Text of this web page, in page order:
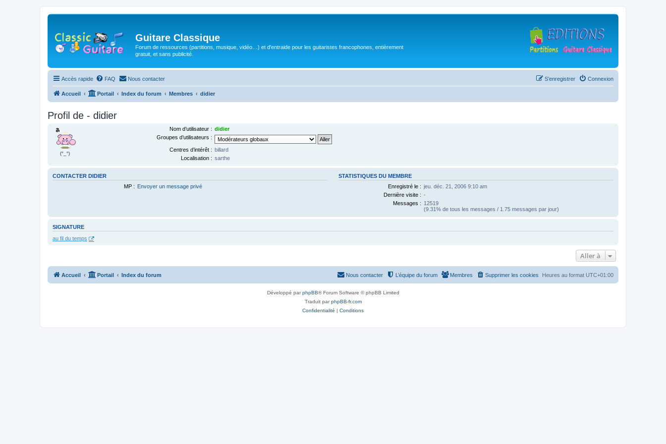
Guitare Classique
Forum de ressources (partitions, musique, vidéo…) et d'entraide pour les guitaristes francophones, entièrement
gratuit, et sans publicité.
Accès rapide FAQ Nous contacter Connexion
S’enregistrer
Accueil Portail Index du forum Membres didier
Profil de - didier
(°_°)
Nom d’utilisateur : didier
Groupes d’utilisateurs :
Centres d’intérêt : billard
Localisation : sarthe
CONTACTER DIDIER
MP : Envoyer un message privé
STATISTIQUES DU MEMBRE
Enregistré le : jeu. déc. 21, 2006 9:10 am
Dernière visite : -
Messages : 12519
(9.31% de tous les messages / 1.75 messages par jour)
SIGNATURE
au fil du temps
Aller à
Accueil Portail Index du forum Heures au format UTC+01:00
Supprimer les cookies
Membres
L’équipe du forum
Nous contacter
Développé parphpBB® Forum Software © phpBB Limited
Traduit parphpBB-fr.com
Confidentialité | Conditions